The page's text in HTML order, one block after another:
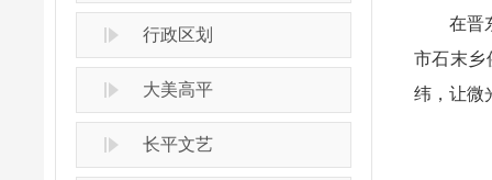
行政区划
大美高平
长平文艺
在晋东
市石末乡
纬，让微